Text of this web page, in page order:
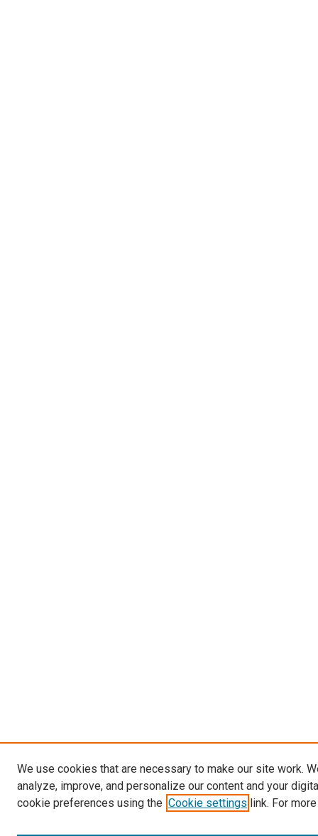
We use cookies that are necessary to make our site work.
analyze, improve, and personalize our content and your
cookie preferences using the Cookie settings link. For